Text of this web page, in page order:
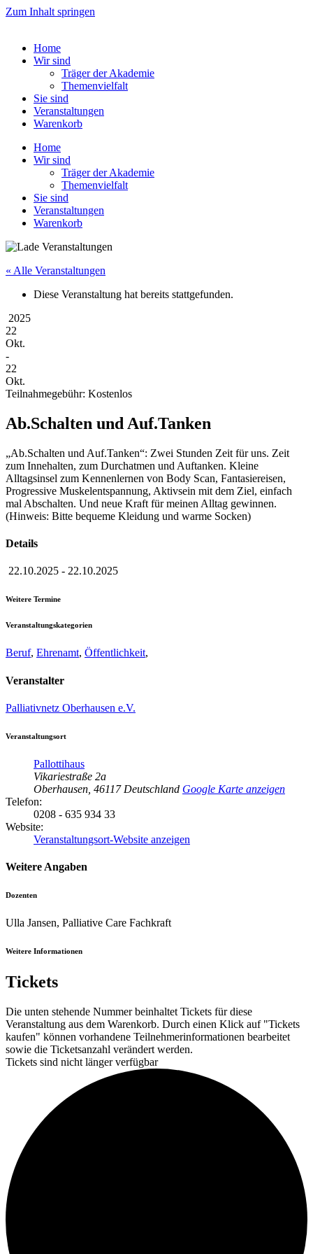
Zum Inhalt springen
Home
Wir sind
Träger der Akademie
Themenvielfalt
Sie sind
Veranstaltungen
Warenkorb
Home
Wir sind
Träger der Akademie
Themenvielfalt
Sie sind
Veranstaltungen
Warenkorb
« Alle Veranstaltungen
Diese Veranstaltung hat bereits stattgefunden.
2025
22
Okt.
-
22
Okt.
Teilnahmegebühr: Kostenlos
Ab.Schalten und Auf.Tanken
„Ab.Schalten und Auf.Tanken“: Zwei Stunden Zeit für uns. Zeit
zum Innehalten, zum Durchatmen und Auftanken. Kleine
Alltagsinsel zum Kennenlernen von Body Scan, Fantasiereisen,
Progressive Muskelentspannung, Aktivsein mit dem Ziel, einfach
mal Abschalten. Und neue Kraft für meinen Alltag gewinnen.
(Hinweis: Bitte bequeme Kleidung und warme Socken)
Details
22.10.2025 - 22.10.2025
Weitere Termine
Veranstaltungskategorien
Beruf, Ehrenamt, Öffentlichkeit,
Veranstalter
Palliativnetz Oberhausen e.V.
Veranstaltungsort
Pallottihaus
Vikariestraße 2a
Oberhausen 46117 Deutschland Google Karte anzeigen
Telefon:
0208 - 635 934 33
Website:
Veranstaltungsort-Website anzeigen
Weitere Angaben
Dozenten
Ulla Jansen, Palliative Care Fachkraft
Weitere Informationen
Tickets
Die unten stehende Nummer beinhaltet Tickets für diese
Veranstaltung aus dem Warenkorb. Durch einen Klick auf "Tickets
kaufen" können vorhandene Teilnehmerinformationen bearbeitet
sowie die Ticketsanzahl verändert werden.
Tickets sind nicht länger verfügbar